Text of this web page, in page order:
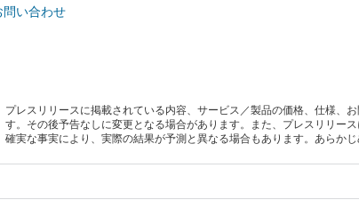
問い合わせ
プレスリリースに掲載されている内容、サービス／製品の価格、仕様、
す。その後予告なしに変更となる場合があります。また、プレスリリー
確実な事実により、実際の結果が予測と異なる場合もあります。あらかじ